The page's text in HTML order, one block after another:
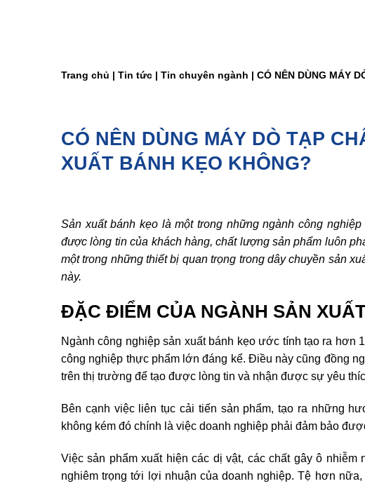
Trang chủ | Tin tức | Tin chuyên ngành | CÓ NÊN DÙNG MÁY
CÓ NÊN DÙNG MÁY DÒ TẠP
XUẤT BÁNH KẸO KHÔNG?
Sản xuất bánh kẹo là một trong những ngành công
được lòng tin của khách hàng, chất lượng sản phẩm luôn
một trong những thiết bị quan trọng trong dây chuyền sản
này.
ĐẶC ĐIỂM CỦA NGÀNH SẢN
Ngành công nghiệp sản xuất bánh kẹo ước tính tạo ra hơn
công nghiệp thực phẩm lớn đáng kể. Điều này cũng đồng
trên thị trường để tạo được lòng tin và nhận được sự yêu
Bên cạnh việc liên tục cải tiến sản phẩm, tạo ra những
không kém đó chính là việc doanh nghiệp phải đảm bảo
Việc sản phẩm xuất hiện các dị vật, các chất gây ô
nghiêm trọng tới lợi nhuận của doanh nghiệp. Tệ hơn